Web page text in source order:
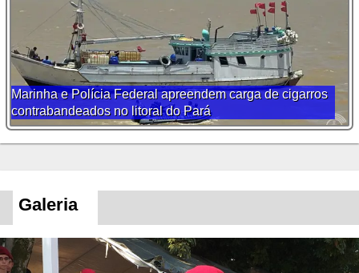
Marinha e Polícia Federal apreendem carga de cigarros
contrabandeados no litoral do Pará
Galeria